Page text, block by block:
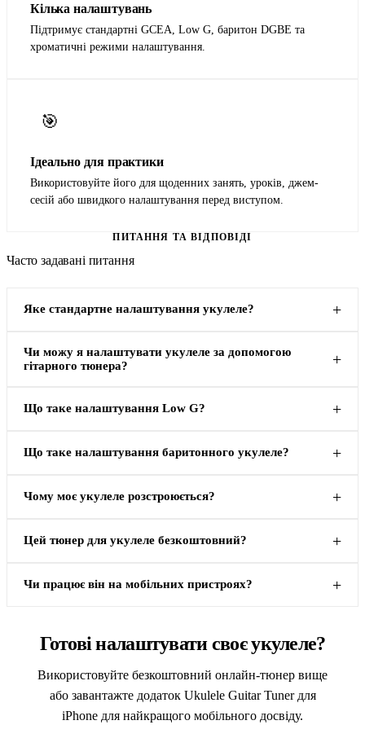
Кілька налаштувань
Підтримує стандартні GCEA, Low G, баритон DGBE та
хроматичні режими налаштування.
🎯
Ідеально для практики
Використовуйте його для щоденних занять, уроків, джем-
сесій або швидкого налаштування перед виступом.
ПИТАННЯ ТА ВІДПОВІДІ
Часто задавані питання
Яке стандартне налаштування укулеле?
Чи можу я налаштувати укулеле за допомогою
гітарного тюнера?
Що таке налаштування Low G?
Що таке налаштування баритонного укулеле?
Чому моє укулеле розстроюється?
Цей тюнер для укулеле безкоштовний?
Чи працює він на мобільних пристроях?
Готові налаштувати своє укулеле?
Використовуйте безкоштовний онлайн-тюнер вище
або завантажте додаток Ukulele Guitar Tuner для
iPhone для найкращого мобільного досвіду.